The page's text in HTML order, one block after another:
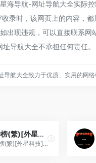
海导航-网址导航大全实际
收录时，该网页上的内容，
出现违规，可以直接联系网
导航大全不承担任何责任。
导航大全致力于优质、实用的网络
封神榜(繁)[外星科技](CN)[FTG](4Mb)
封神榜(繁)[外星科技](CN)[FTG](4Mb)